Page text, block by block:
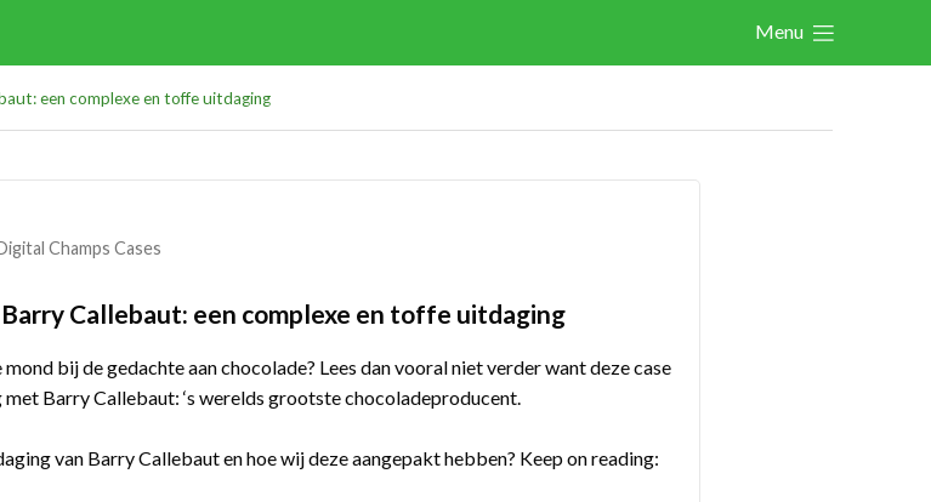
Menu
een complexe en toffe uitdaging
Champs Cases
Callebaut: een complexe en toffe uitdaging
bij de gedachte aan chocolade? Lees dan vooral niet verder want deze case
Barry Callebaut: ‘s werelds grootste chocoladeproducent.
van Barry Callebaut en hoe wij deze aangepakt hebben? Keep on reading:Become a member